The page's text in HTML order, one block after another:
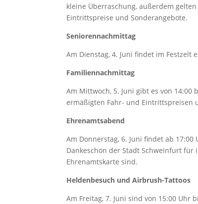
kleine Überraschung, außerdem
Eintrittspreise und Sonderangebote.
Seniorennachmittag
Am Dienstag, 4. Juni findet im
Familiennachmittag
Am Mittwoch, 5. Juni gibt es von
ermäßigten Fahr- und Eintrittspreisen
Ehrenamtsabend
Am Donnerstag, 6. Juni findet ab
Dankeschön der Stadt Schweinfurt
Ehrenamtskarte sind.
Heldenbesuch und Airbrush-Tattoos
Am Freitag, 7. Juni sind von 15:00